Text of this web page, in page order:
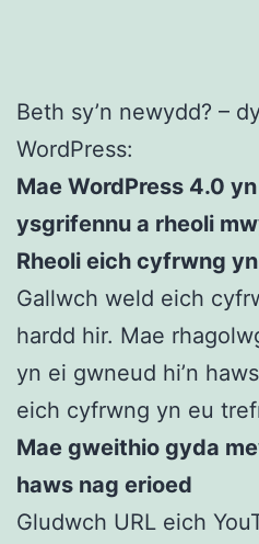
Beth sy’n newydd? –
WordPress:
Mae WordPress 4.0
ysgrifennu a rheoli
Rheoli eich cyfrwng
Gallwch weld eich
hardd hir. Mae
yn ei gwneud hi’n
eich cyfrwng yn eu
Mae gweithio gyda
haws nag erioed
Gludwch URL eich